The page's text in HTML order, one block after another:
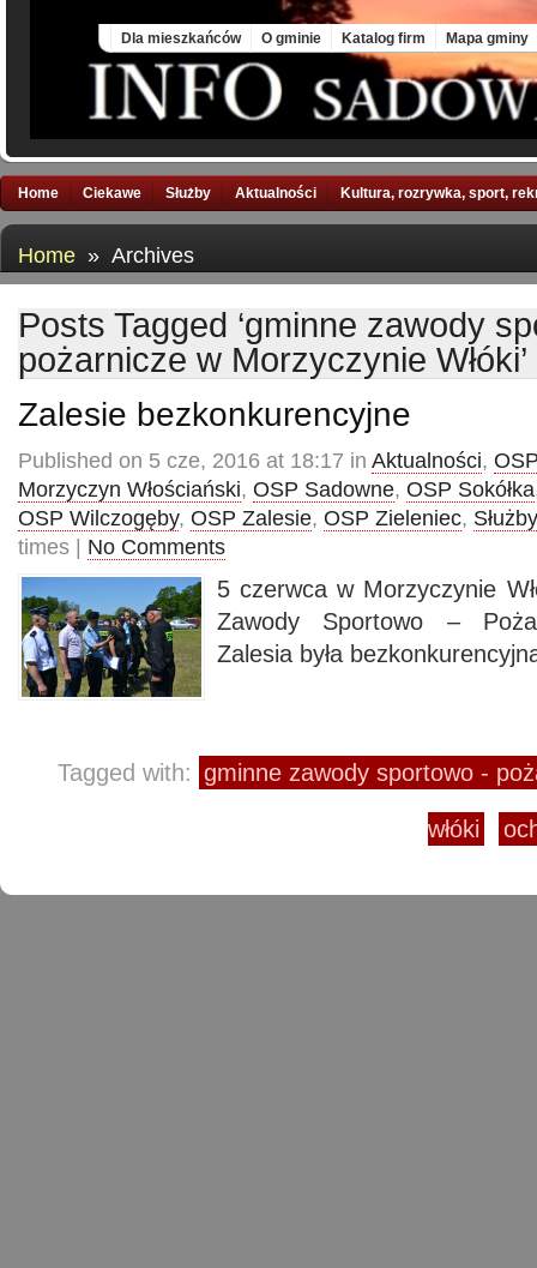
Dla mieszkańców O gminie Katalog firm Mapa gminy
Home Ciekawe Służby Aktualności Kultura, rozrywka, sport,
Home » Archives
Posts Tagged ‘gminne zawody
pożarnicze w Morzyczynie Włóki’
Zalesie bezkonkurencyjne
Published on 5 cze, 2016 at 18:17 in Aktualności,
Morzyczyn Włościański, OSP Sadowne, OSP Sokółka
OSP Wilczogęby, OSP Zalesie, OSP Zieleniec, Służby
times | No Comments
5 czerwca w Morzyczynie
Zawody Sportowo –
Zalesia była
Tagged with: gminne zawody sportowo -
włóki